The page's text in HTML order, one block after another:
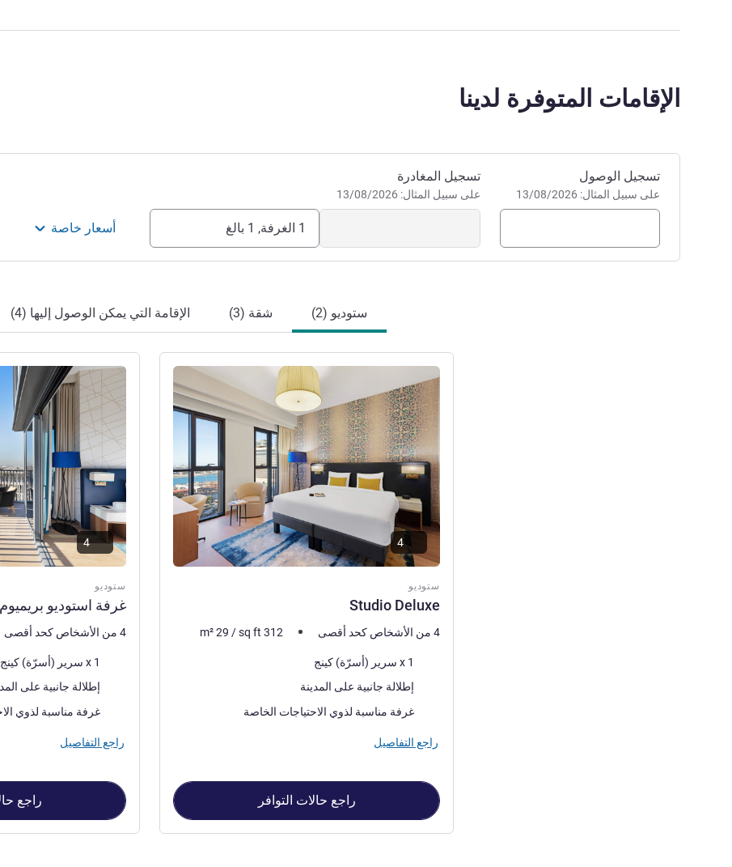
الإقامات المتوفرة لدينا
احجز في هذا الفندق
تسجيل الوصول
على سبيل المثال: 13/08/2026
تسجيل المغادرة
على سبيل المثال: 13/08/2026
1 الغرفة, 1 بالغ أسعار خاصة
ستوديو (2) شقة (3) الإقامة التي يمكن الوصول إليها (4)
ستوديو
Studio Deluxe
راجع التفاصيل
4
4 من الأشخاص كحد أقصى m²29 /sq ft 312
فرش السرير
1 x سرير (أسرّة) كينج
المناظر:إطلالة جانبية على المدينة
غرفة مناسبة لذوي الاحتياجات الخاصة
راجع التفاصيل
راجع حالات التوافر
ستوديو
غرفة استوديو
راجع التفاصيل
4
4 من الأشخاص كحد أقصى
فرش السرير
1 x سرير (أسرّة) كينج
المناظر:إطلالة جانبية على
غرفة مناسبة لذوي
راجع التفاصيل
راجع